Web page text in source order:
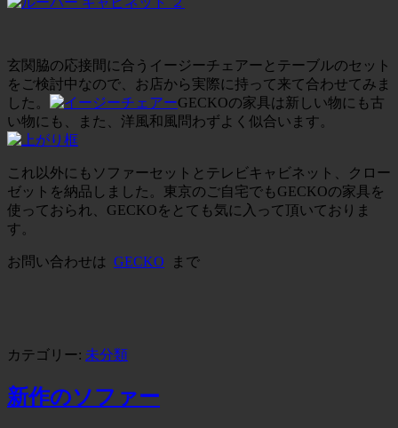
玄関脇の応接間に合うイージーチェアーとテーブルのセット
をご検討中なので、お店から実際に持って来て合わせてみま
した。
GECKOの家具は新しい物にも古
い物にも、また、洋風和風問わずよく似合います。
これ以外にもソファーセットとテレビキャビネット、クロー
ゼットを納品しました。東京のご自宅でもGECKOの家具を
使っておられ、GECKOをとても気に入って頂いておりま
す。
お問い合わせは GECKO まで
カテゴリー: 未分類
新作のソファー